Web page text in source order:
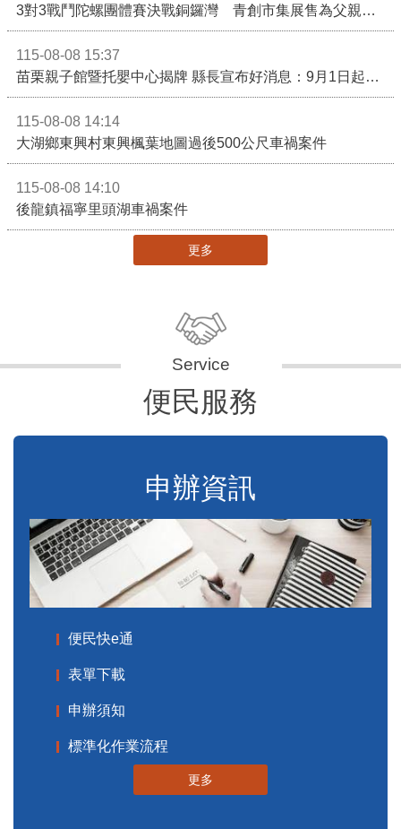
115-08-08 15:37
115-08-08 14:14
大湖鄉東興村東興楓葉地圖過後500公尺車禍案件
115-08-08 14:10
後龍鎮福寧里頭湖車禍案件
更多
便民服務
申辦資訊
便民快e通
表單下載
申辦須知
標準化作業流程
更多